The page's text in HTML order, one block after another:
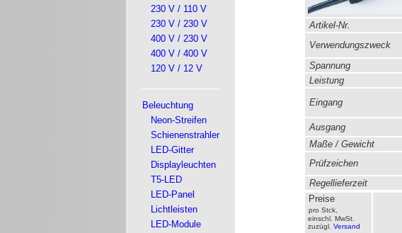
230 V / 110 V
230 V / 230 V
400 V / 230 V
400 V / 400 V
120 V / 12 V
Beleuchtung
Neon-Streifen
Schienenstrahler
LED-Gitter
Displayleuchten
T5-LED
LED-Panel
Lichtleisten
LED-Module
Artikel-Nr.
Verwendungszweck
Spannung
Leistung
Eingang
Ausgang
Maße / Gewicht
Prüfzeichen
Regellieferzeit
Preise
pro Stck,
einschl. MwSt.
zuzügl. Versand